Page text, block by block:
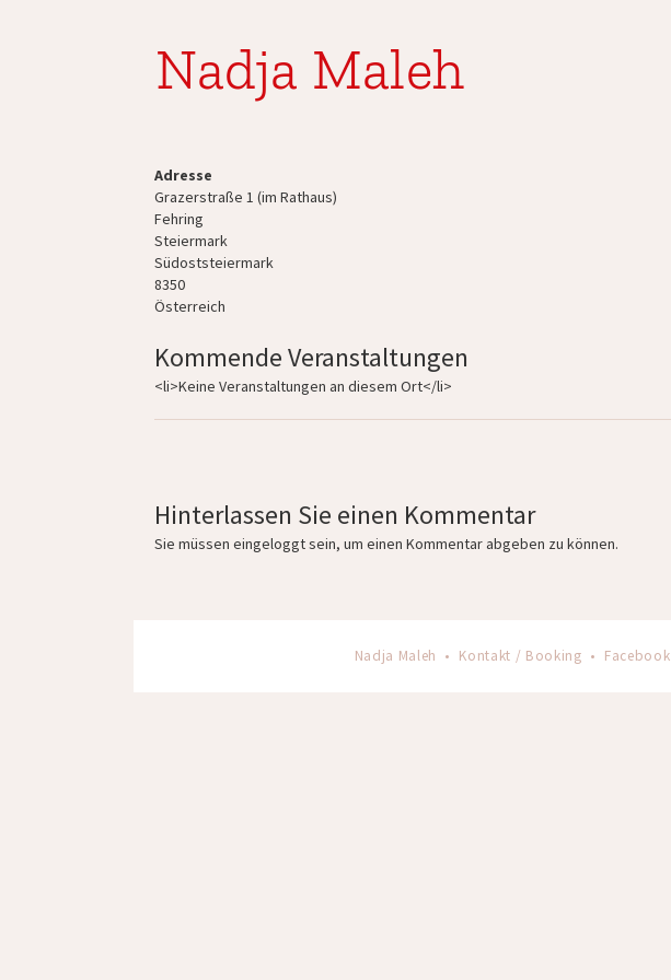
Nadja Maleh
Adresse
Grazerstraße 1 (im Rathaus)
Fehring
Steiermark
Südoststeiermark
8350
Österreich
Kommende Veranstaltungen
<li>Keine Veranstaltungen an diesem Ort</li>
Hinterlassen Sie einen Kommentar
Sie müssen eingeloggtsein, um einen Kommentar abgeben zu können.
Nadja Maleh • Kontakt / Booking • Facebook